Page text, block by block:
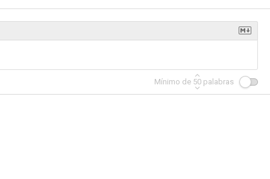
Mínimo de 50 palabras